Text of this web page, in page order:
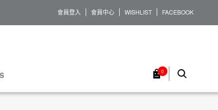
會員登入 會員中心 WISHLIST FACEBOOK
0